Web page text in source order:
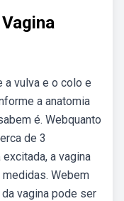
a vulva e o colo e
a anatomia
é. Webquanto
de 3
a vagina
Webem
vagina pode ser